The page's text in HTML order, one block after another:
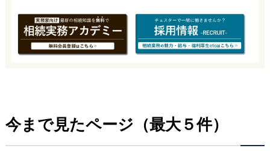
今まで見たページ（最大５件）